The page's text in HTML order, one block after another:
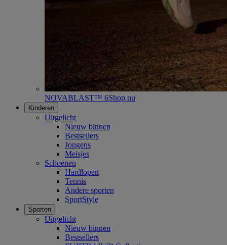
NOVABLAST™ 6Shop nu
Kinderen
Uitgelicht
Nieuw binnen
Bestsellers
Jongens
Meisjes
Schoenen
Hardlopen
Tennis
Andere sporten
SportStyle
Sporten
Uitgelicht
Nieuw binnen
Bestsellers